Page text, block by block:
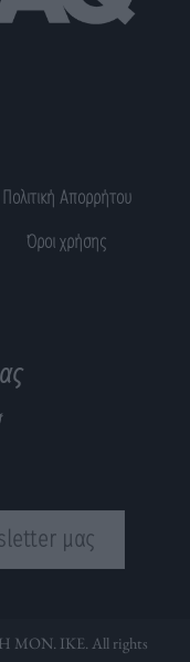
Πολιτική Απορρήτου
Όροι χρήσης
μας
ΜΟΝ. ΙΚΕ. All rights